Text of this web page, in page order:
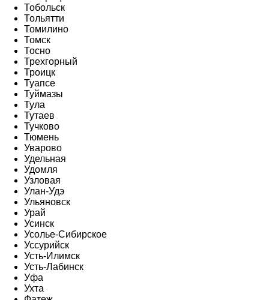
Тобольск
Тольятти
Томилино
Томск
Тосно
Трехгорный
Троицк
Туапсе
Туймазы
Тула
Тутаев
Тучково
Тюмень
Уварово
Удельная
Удомля
Узловая
Улан-Удэ
Ульяновск
Урай
Усинск
Усолье-Сибирское
Уссурийск
Усть-Илимск
Усть-Лабинск
Уфа
Ухта